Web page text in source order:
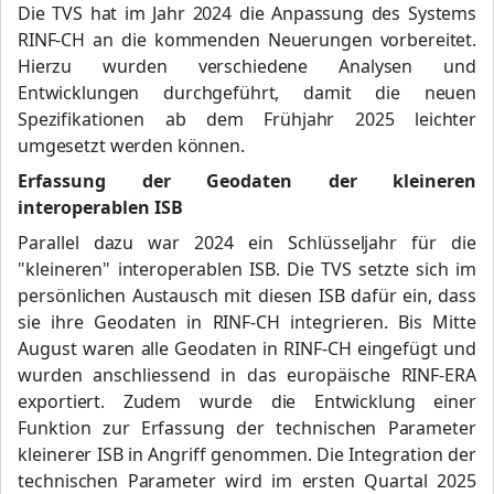
Die TVS hat im Jahr 2024 die Anpassung des Systems
RINF-CH an die kommenden Neuerungen vorbereitet.
Hierzu wurden verschiedene Analysen und
Entwicklungen durchgeführt, damit die neuen
Spezifikationen ab dem Frühjahr 2025 leichter
umgesetzt werden können.
Erfassung der Geodaten der kleineren
interoperablen ISB
Parallel dazu war 2024 ein Schlüsseljahr für die
"kleineren" interoperablen ISB. Die TVS setzte sich im
persönlichen Austausch mit diesen ISB dafür ein, dass
sie ihre Geodaten in RINF-CH integrieren. Bis Mitte
August waren alle Geodaten in RINF-CH eingefügt und
wurden anschliessend in das europäische RINF-ERA
exportiert. Zudem wurde die Entwicklung einer
Funktion zur Erfassung der technischen Parameter
kleinerer ISB in Angriff genommen. Die Integration der
technischen Parameter wird im ersten Quartal 2025